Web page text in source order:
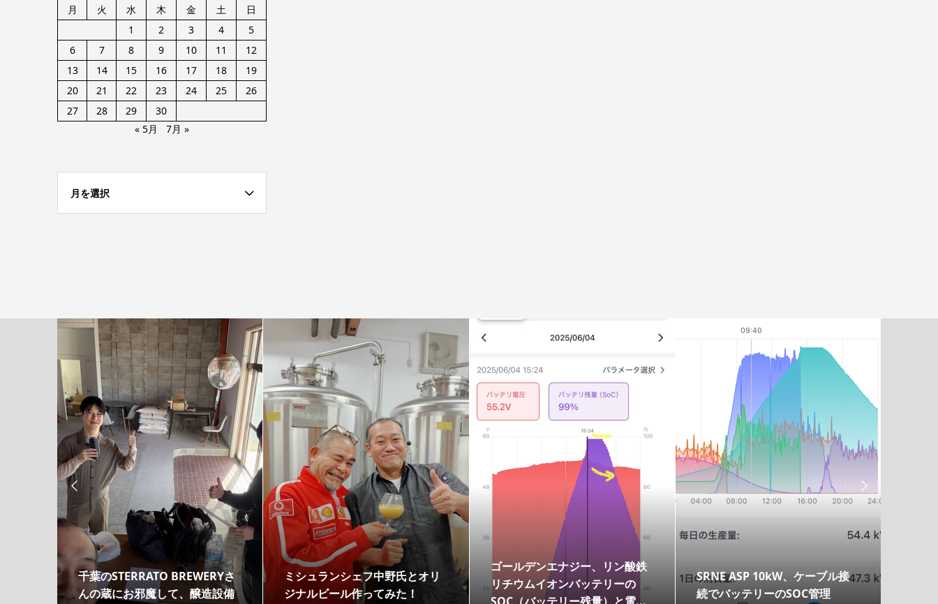
月
火 水 木 金 土
日
1
2 3 4
5
6
7 8 9 10 11
12
13
14 15 16 17 18
19
20
21 22 23 24 25
26
27
28 29
30
« 5月
7月 »
月を選択

千葉のSTERRATO BREWERYさ
んの蔵にお邪魔して、醸造設備
ミシュランシェフ中野氏とオリ
ジナルビール作ってみた！
ゴールデンエナジー、リン酸鉄
リチウムイオンバッテリーの
SRNE ASP 10kW、ケーブル接
続でバッテリーのSOC管理
